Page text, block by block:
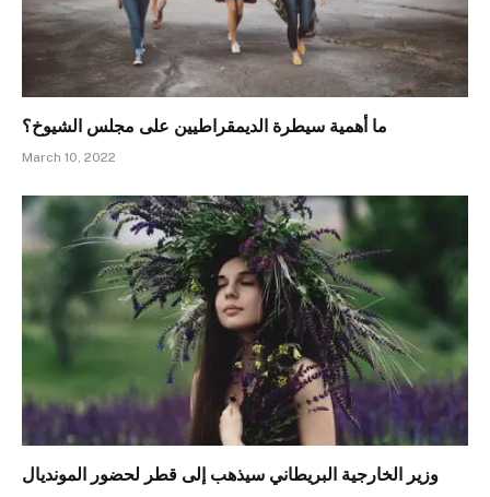
ما أهمية سيطرة الديمقراطيين على مجلس الشيوخ؟
March 10, 2022
وزير الخارجية البريطاني سيذهب إلى قطر لحضور المونديال